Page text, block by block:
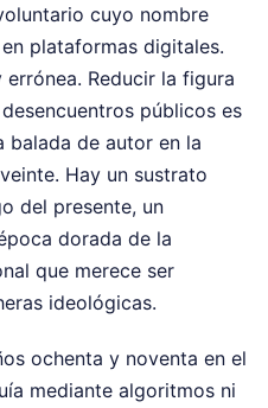
cuyo nombre
plataformas digitales.
Reducir la figura
públicos es
balada de autor en la
Hay un sustrato
del presente, un
dorada de la
que merece ser
ideológicas.
ochenta y noventa en el
mediante algoritmos ni